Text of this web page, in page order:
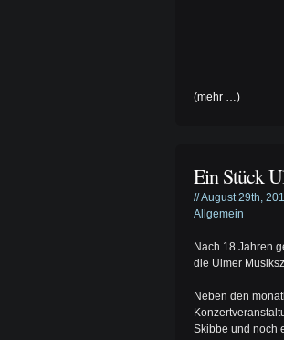
(mehr …)
Ein Stück
// August 29th,
Allgemein
Nach 18 Jahren
die Ulmer
Neben den
Skibbe und noch